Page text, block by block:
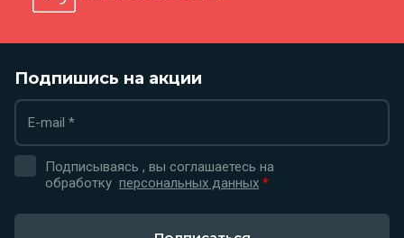
Подпишись на акции
Подписываясь , вы соглашаетесь на
обработку персональных данных *